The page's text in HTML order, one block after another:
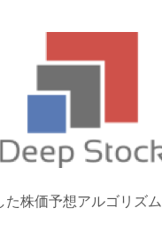
た株価予想アルゴリズ